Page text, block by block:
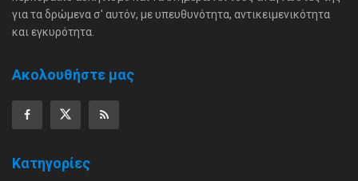
για τα δρώμενα σ' αυτόν, με υπευθυνότητα, αντικειμενικότητα
και εγκυρότητα.
Ακολουθήστε μας
Κατηγορίες